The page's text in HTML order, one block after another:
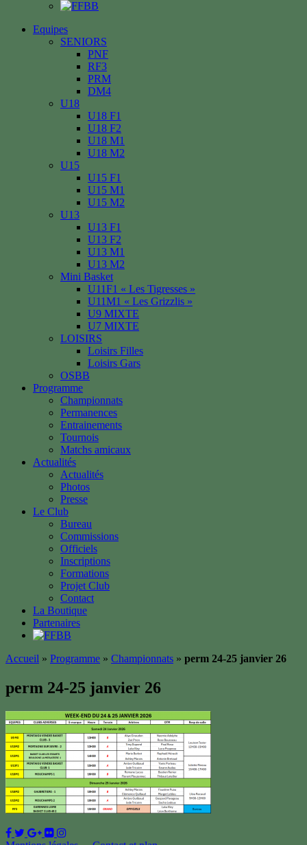
Equipes
SENIORS
PNF
RF3
PRM
DM4
U18
U18 F1
U18 F2
U18 M1
U18 M2
U15
U15 F1
U15 M1
U15 M2
U13
U13 F1
U13 F2
U13 M1
U13 M2
Mini Basket
U11F1 « Les Tigresses »
U11M1 « Les Grizzlis »
U9 MIXTE
U7 MIXTE
LOISIRS
Loisirs Filles
Loisirs Gars
OSBB
Programme
Championnats
Permanences
Entrainements
Tournois
Matchs amicaux
Actualités
Actualités
Photos
Presse
Le Club
Bureau
Commissions
Officiels
Inscriptions
Formations
Projet Club
Contact
La Boutique
Partenaires
Accueil » Programme » Championnats » perm 24-25 janvier 26
perm 24-25 janvier 26